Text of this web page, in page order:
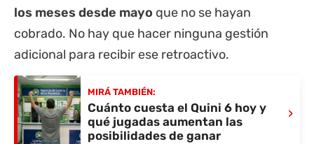
los meses desde mayo que no se hayan
cobrado. No hay que hacer ninguna gestión
adicional para recibir ese retroactivo.
MIRÁ TAMBIÉN:
Cuánto cuesta el Quini 6 hoy y
qué jugadas aumentan las
posibilidades de ganar
›